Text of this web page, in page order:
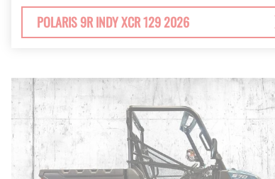
POLARIS 9R INDY XCR 129 2026